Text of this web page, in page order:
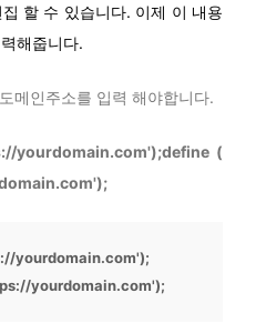
할 수 있습니다. 이제 이 내용
해줍니다.
메인주소를 입력 해야합니다.
yourdomain.com');define (
yourdomain.com');
yourdomain.com');